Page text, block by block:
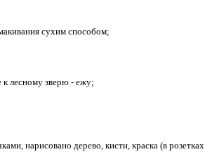
сухим способом;
лесному зверю - ежу;
нарисовано дерево, кисти, краска (в розетках